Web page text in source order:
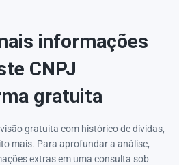
informações
CNPJ
gratuita
gratuita com histórico de dívidas,
mais. Para aprofundar a análise,
extras em uma consulta sob